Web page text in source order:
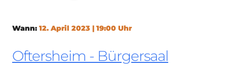
Wann: 12. April 2023 | 19:00 Uhr
Oftersheim - Bürgersaal